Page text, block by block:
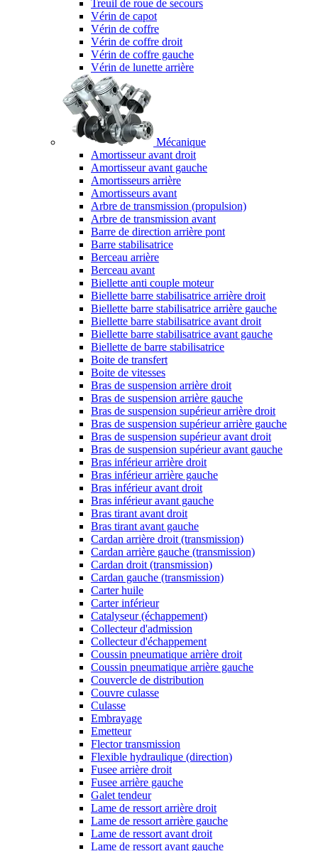
Treuil de roue de secours
Vérin de capot
Vérin de coffre
Vérin de coffre droit
Vérin de coffre gauche
Vérin de lunette arrière
Mécanique
Amortisseur avant droit
Amortisseur avant gauche
Amortisseurs arrière
Amortisseurs avant
Arbre de transmission (propulsion)
Arbre de transmission avant
Barre de direction arrière pont
Barre stabilisatrice
Berceau arrière
Berceau avant
Biellette anti couple moteur
Biellette barre stabilisatrice arrière droit
Biellette barre stabilisatrice arrière gauche
Biellette barre stabilisatrice avant droit
Biellette barre stabilisatrice avant gauche
Biellette de barre stabilisatrice
Boite de transfert
Boite de vitesses
Bras de suspension arrière droit
Bras de suspension arrière gauche
Bras de suspension supérieur arrière droit
Bras de suspension supérieur arrière gauche
Bras de suspension supérieur avant droit
Bras de suspension supérieur avant gauche
Bras inférieur arrière droit
Bras inférieur arrière gauche
Bras inférieur avant droit
Bras inférieur avant gauche
Bras tirant avant droit
Bras tirant avant gauche
Cardan arrière droit (transmission)
Cardan arrière gauche (transmission)
Cardan droit (transmission)
Cardan gauche (transmission)
Carter huile
Carter inférieur
Catalyseur (échappement)
Collecteur d'admission
Collecteur d'échappement
Coussin pneumatique arrière droit
Coussin pneumatique arrière gauche
Couvercle de distribution
Couvre culasse
Culasse
Embrayage
Emetteur
Flector transmission
Flexible hydraulique (direction)
Fusee arrière droit
Fusee arrière gauche
Galet tendeur
Lame de ressort arrière droit
Lame de ressort arrière gauche
Lame de ressort avant droit
Lame de ressort avant gauche